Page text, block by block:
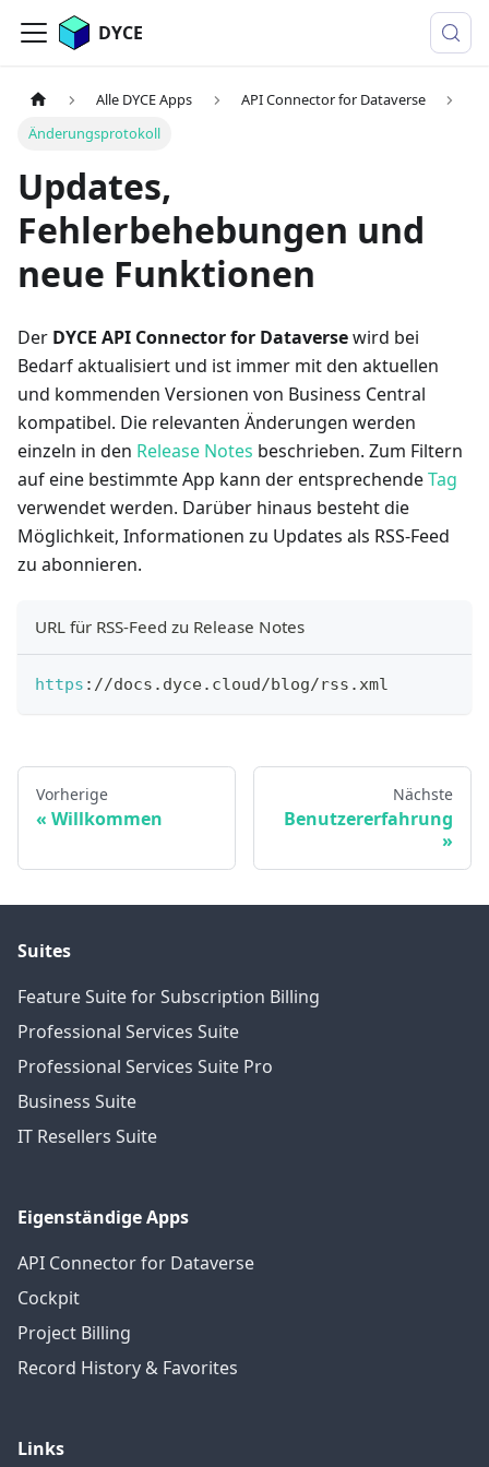
DYCE
Alle DYCE Apps
API Connector for Dataverse
Änderungsprotokoll
Updates,
Fehlerbehebungen und
neue Funktionen
Der DYCE API Connector for Dataversewird bei
Bedarf aktualisiert und ist immer mit den aktuellen
und kommenden Versionen von Business Central
kompatibel. Die relevanten Änderungen werden
einzeln in den Release Notes beschrieben. Zum Filtern
auf eine bestimmte App kann der entsprechendeTag
verwendet werden. Darüber hinaus besteht die
Möglichkeit, Informationen zu Updates als RSS-Feed
zu abonnieren.
URL für RSS-Feed zu Release Notes
https : //docs . dyce. cloud/blog/rss .xml
Vorherige
Willkommen
Nächste
Benutzererfahrung
Suites
Feature Suite for Subscription Billing
Professional Services Suite
Professional Services Suite Pro
Business Suite
IT Resellers Suite
Eigenständige Apps
API Connector for Dataverse
Cockpit
Project Billing
Record History & Favorites
Links